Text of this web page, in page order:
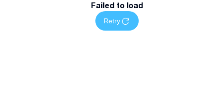
Failed to load
Retry